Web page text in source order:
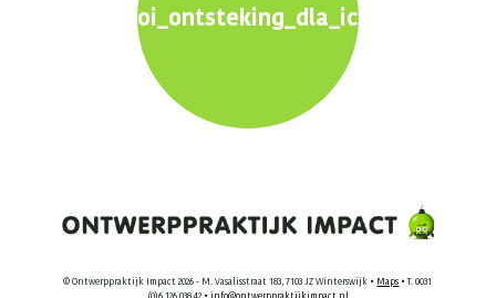
© Ontwerppraktijk Impact 2026 - M. Vasalisstraat 183, 7103 JZ Winterswijk • Maps • T. 0031